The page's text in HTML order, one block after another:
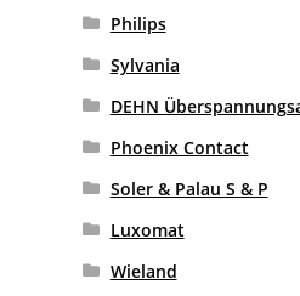
Philips
Sylvania
DEHN
Phoenix Contact
Soler & Palau S & P
Luxomat
Wieland